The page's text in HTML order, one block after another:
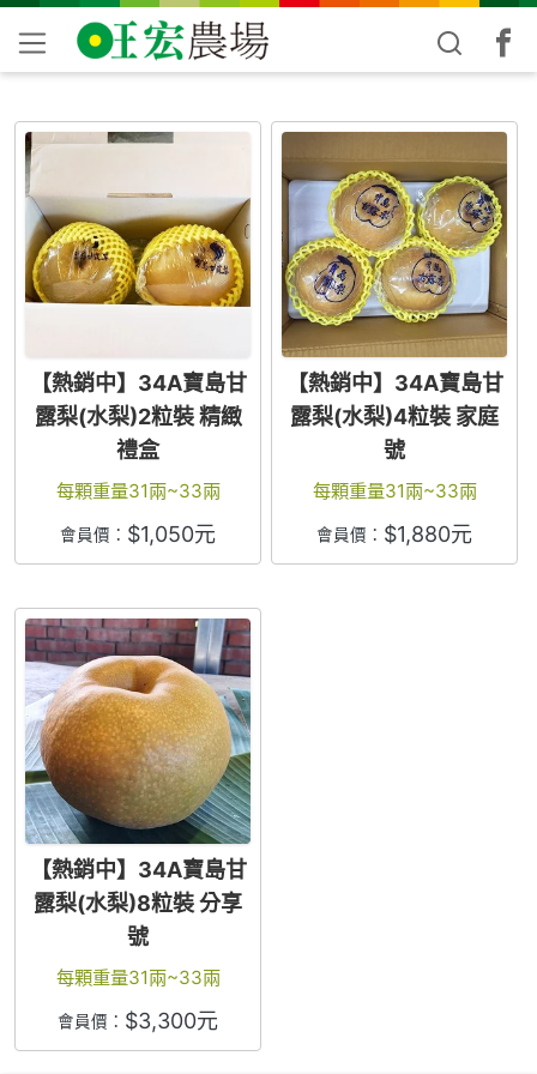
【熱銷中】34A寶島甘
露梨(水梨)2粒裝 精緻
禮盒
每顆重量31兩~33兩
會員價： $1,050元
【熱銷中】34A寶島甘
露梨(水梨)4粒裝 家庭
號
每顆重量31兩~33兩
會員價： $1,880元
【熱銷中】34A寶島甘
露梨(水梨)8粒裝 分享
號
每顆重量31兩~33兩
會員價： $3,300元